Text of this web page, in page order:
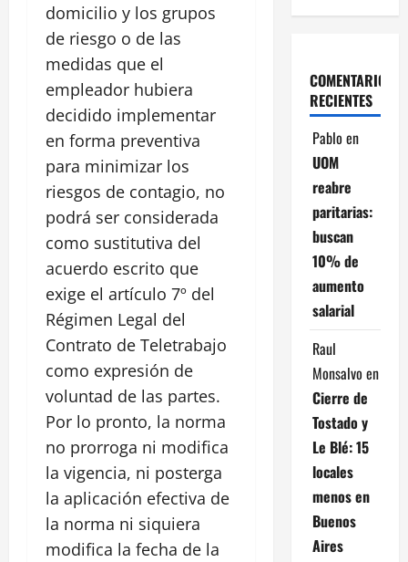
domicilio y los grupos
de riesgo o de las
medidas que el
empleador hubiera
decidido implementar
en forma preventiva
para minimizar los
riesgos de contagio, no
podrá ser considerada
como sustitutiva del
acuerdo escrito que
exige el artículo 7º del
Régimen Legal del
Contrato de Teletrabajo
como expresión de
voluntad de las partes.
Por lo pronto, la norma
no prorroga ni modifica
la vigencia, ni posterga
la aplicación efectiva de
la norma ni siquiera
modifica la fecha de la
COMENTARIOS
RECIENTES
Pablo en
UOM
reabre
paritarias:
buscan
10% de
aumento
salarial
Raul
Monsalvo en
Cierre de
Tostado y
Le Blé: 15
locales
menos en
Buenos
Aires